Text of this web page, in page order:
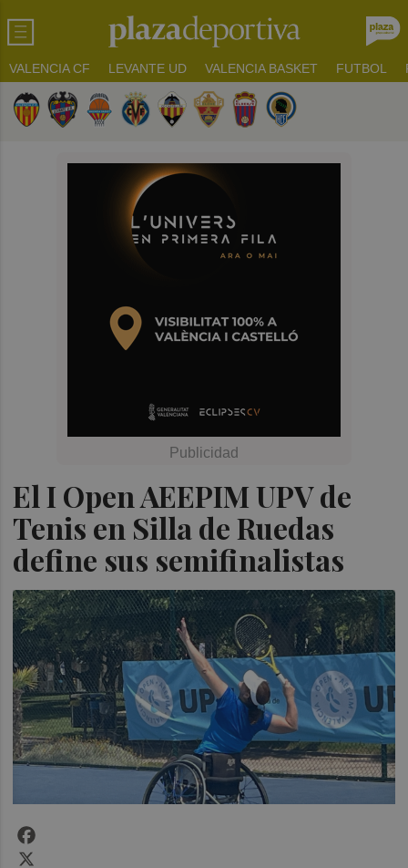
VALENCIA CF LEVANTE UD VALENCIA BASKET FUTBOL
El I Open AEEPIM UPV de
Tenis en Silla de Ruedas
define sus semifinalistas